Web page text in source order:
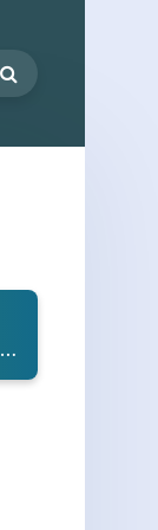
Леша Стелит, Danoro - Выпили